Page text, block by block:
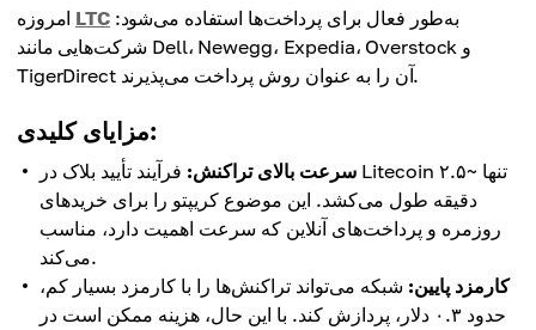
LTCبه‌طور فعال برای پرداخت‌ها استفاده می‌شود:
شرکت‌هایی مانند Dell، Newegg، Expedia، Overstock و
TigerDirect آن را به عنوان روش پرداخت می‌پذیرند.
مزایای کلیدی:
سرعت بالای تراکنش: فرآیند تأیید بلاک در Litecoin تنها ~۲.۵
دقیقه طول می‌کشد. این موضوع کریپتو را برای خریدهای
روزمره و پرداخت‌های آنلاین که سرعت اهمیت دارد، مناسب
می‌کند.
کارمزد پایین: شبکه می‌تواند تراکنش‌ها را با کارمزد بسیار کم،
حدود ۰.۳ دلار، پردازش کند. با این حال، هزینه ممکن است در